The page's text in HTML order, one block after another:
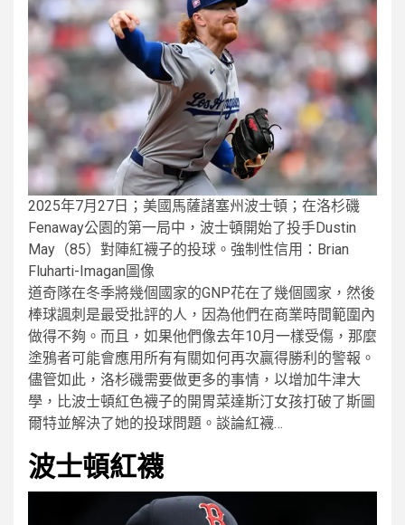
2025年7月27日；美國馬薩諸塞州波士頓；在洛杉磯
Fenaway公園的第一局中，波士頓開始了投手Dustin
May（85）對陣紅襪子的投球。強制性信用：Brian
Fluharti-Imagan圖像
道奇隊在冬季將幾個國家的GNP花在了幾個國家，然後
棒球諷刺是最受批評的人，因為他們在商業時間範圍內
做得不夠。而且，如果他們像去年10月一樣受傷，那麼
塗鴉者可能會應用所有有關如何再次贏得勝利的警報。
儘管如此，洛杉磯需要做更多的事情，以增加牛津大
學，比波士頓紅色襪子的開胃菜達斯汀女孩打破了斯圖
爾特並解決了她的投球問題。談論紅襪…
波士頓紅襪